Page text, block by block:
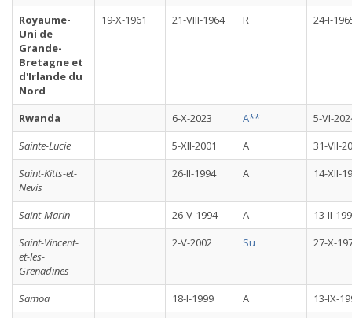
Royaume-
Uni de
Grande-
Bretagne et
d'Irlande du
Nord
19-X-1961 21-VIII-1964 R 24-I-
Rwanda 6-X-2023 A**
5-VI-
Sainte-Lucie
5-XII-2001 A
31-VII-
Saint-Kitts-et-
Nevis
26-II-1994 A 14-XII-
Saint-Marin 26-V-1994 A
13-II-
Saint-Vincent-
et-les-
Grenadines
2-V-2002 Su 27-X-
Samoa 18-I-1999 A
13-IX-